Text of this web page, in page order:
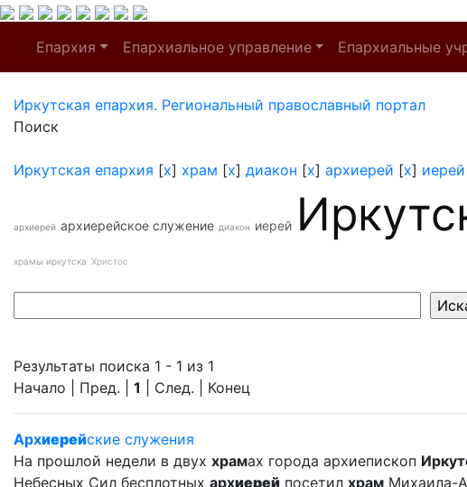
Епархия Епархиальное управление Епархиальные
Иркутская епархия. Региональный православный портал
Поиск
Иркутская епархия [x] храм [x] диакон [x] архиерей [x] иерей
архиерей архиерейское служение диакон иерей
храмы иркутска Христос
Результаты поиска 1 - 1 из 1
Начало | Пред. | 1 | След. | Конец
Архиерейские служения
На прошлой недели в двух храмах города архиепископ
Небесных Сил бесплотных архиерей посетил храм Михаила-